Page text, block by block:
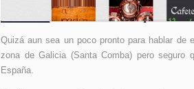
Quizá aun sea un poco pronto para hablar de
zona de Galicia (Santa Comba) pero seguro
España.